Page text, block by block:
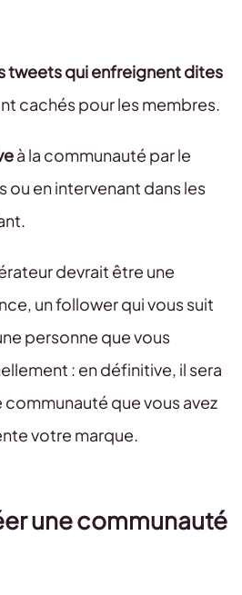
tweets qui enfreignent dites
cachés pour les membres.
à la communauté par le
ou en intervenant dans les
devrait être une
un follower qui vous suit
personne que vous
: en définitive, il sera
que vous avez
votre marque.
une communauté